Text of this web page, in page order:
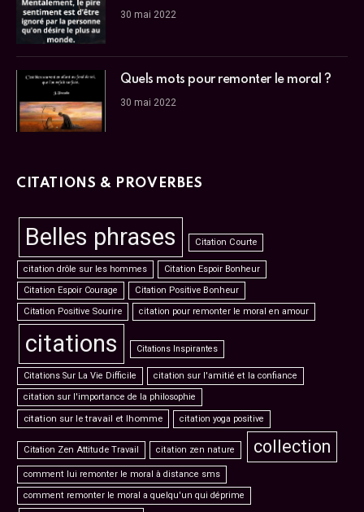
30 mai 2022
Quels mots pour remonter le moral ?
30 mai 2022
CITATIONS & PROVERBES
Belles phrases Citation Courte
citation drôle sur les hommes
Citation Espoir Bonheur
Citation Espoir Courage
Citation Positive Bonheur
Citation Positive Sourire
citation pour remonter le moral en amour
citations Citations Inspirantes
Citations Sur La Vie Difficile
citation sur l'amitié et la confiance
citation sur l'importance de la philosophie
citation sur le travail et lhomme citation yoga positive
Citation Zen Attitude Travail citation zen nature collection
comment lui remonter le moral à distance sms
comment remonter le moral a quelqu'un qui déprime